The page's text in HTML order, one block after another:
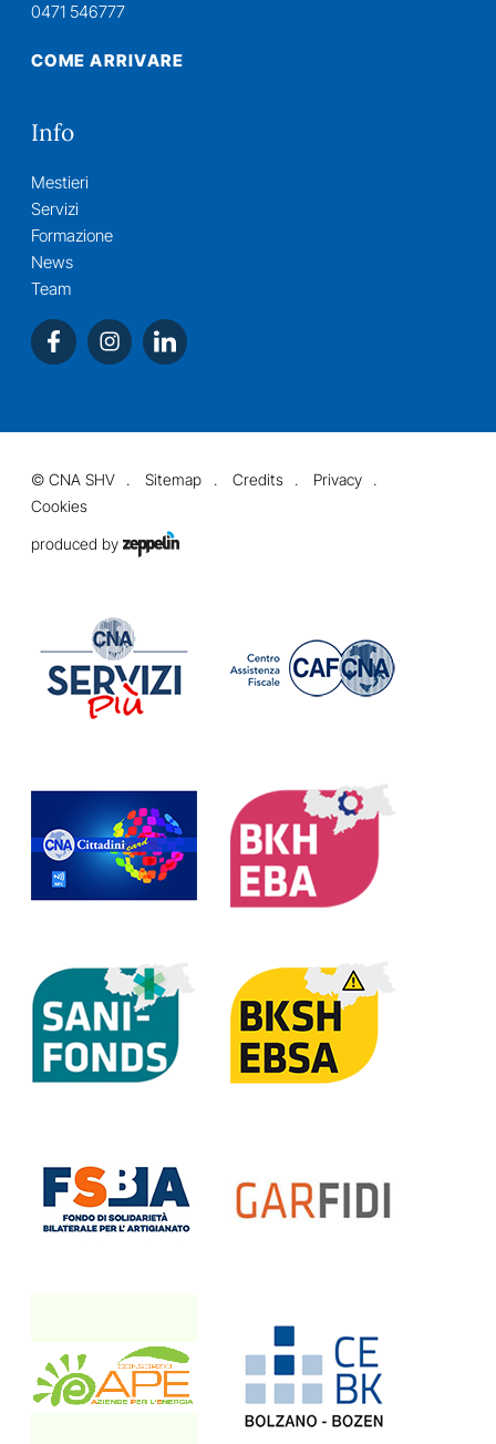
0471 546777
COME ARRIVARE
Info
Mestieri
Servizi
Formazione
News
Team
©CNA SHV Sitemap Credits
Privacy
Cookies
produced by